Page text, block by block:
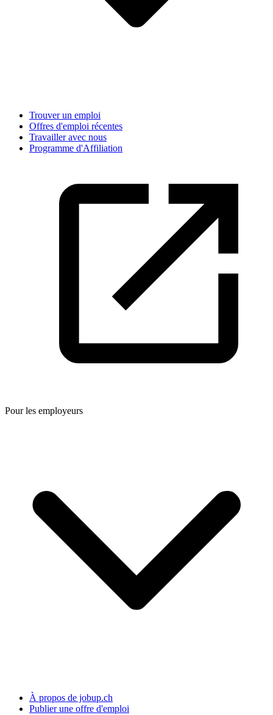
Trouver un emploi
Offres d'emploi récentes
Travailler avec nous
Programme d'Affiliation
Pour les employeurs
À propos de jobup.ch
Publier une offre d'emploi